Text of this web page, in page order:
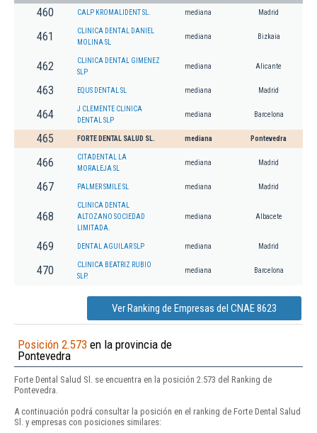
460 CALP KROMALIDENT SL. mediana Madrid
461
CLINICA DENTAL DANIEL
MOLINA SL
mediana Bizkaia
462
CLINICA DENTAL GIMENEZ
SLP
mediana Alicante
463 EQUS DENTAL SL mediana Madrid
464
J CLEMENTE CLINICA
DENTAL SLP
mediana Barcelona
465 FORTE DENTAL SALUD SL. mediana Pontevedra
466
CITADENTAL LA
MORALEJA SL
mediana Madrid
467 PALMER SMILE SL mediana Madrid
468
CLINICA DENTAL
ALTOZANO SOCIEDAD
LIMITADA.
mediana Albacete
469 DENTAL AGUILAR SLP mediana Madrid
470
CLINICA BEATRIZ RUBIO
SLP.
mediana Barcelona
Ver Ranking de Empresas del CNAE 8623
Posición 2.573 en la provincia de
Pontevedra
Forte Dental Salud Sl. se encuentra en la posición 2.573 del Ranking de
Pontevedra.
A continuación podrá consultar la posición en el ranking de Forte Dental Salud
Sl. y empresas con posiciones similares: